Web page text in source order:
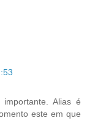
Alias é
este em que